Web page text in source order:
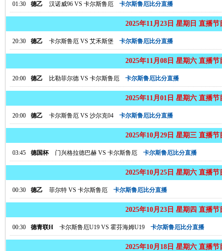
01:30 德乙 汉诺威96 VS 卡尔斯鲁厄 卡尔斯鲁厄比分直播
2025年11月23日 星期日 直播节
20:30 德乙 卡尔斯鲁厄 VS 艾禾斯堡 卡尔斯鲁厄比分直播
2025年11月08日 星期六 直播节
20:00 德乙 比勒菲尔德 VS 卡尔斯鲁厄 卡尔斯鲁厄比分直播
2025年11月01日 星期六 直播节
20:00 德乙 卡尔斯鲁厄 VS 沙尔克04 卡尔斯鲁厄比分直播
2025年10月29日 星期三 直播节
03:45 德国杯 门兴格拉德巴赫 VS 卡尔斯鲁厄 卡尔斯鲁厄比分直播
2025年10月25日 星期六 直播节
00:30 德乙 菲尔特 VS 卡尔斯鲁厄 卡尔斯鲁厄比分直播
2025年10月23日 星期四 直播节
00:30 德青联H 卡尔斯鲁厄U19 VS 霍芬海姆U19 卡尔斯鲁厄比分直播
2025年10月18日 星期六 直播节